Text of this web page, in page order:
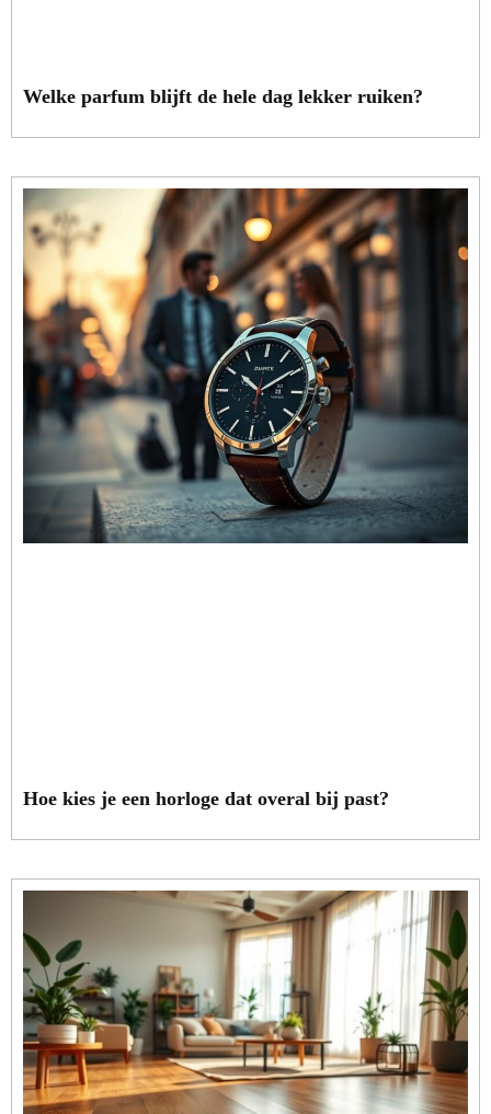
Welke parfum blijft de hele dag lekker ruiken?
Hoe kies je een horloge dat overal bij past?